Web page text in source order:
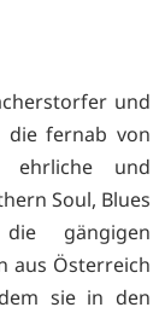
und
die fernab von
ehrliche und
Soul, Blues
gängigen
aus Österreich
sie in den